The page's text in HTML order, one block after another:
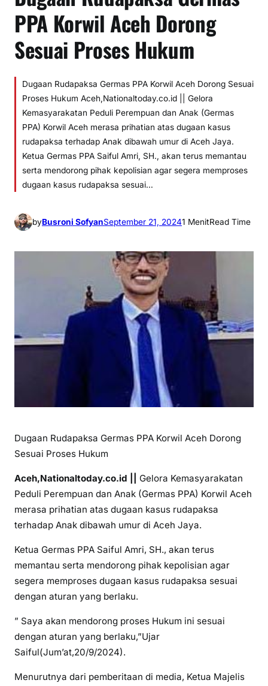
PPA Korwil Aceh Dorong
Sesuai Proses Hukum
Dugaan Rudapaksa Germas PPA Korwil Aceh Dorong Sesuai
Proses Hukum Aceh,Nationaltoday.co.id || Gelora
Kemasyarakatan Peduli Perempuan dan Anak (Germas
PPA) Korwil Aceh merasa prihatian atas dugaan kasus
rudapaksa terhadap Anak dibawah umur di Aceh Jaya.
Ketua Germas PPA Saiful Amri, SH., akan terus memantau
serta mendorong pihak kepolisian agar segera memproses
dugaan kasus rudapaksa sesuai…
byBusroni SofyanSeptember 21, 20241 MenitRead Time
Dugaan Rudapaksa Germas PPA Korwil Aceh Dorong
Sesuai Proses Hukum
Aceh,Nationaltoday.co.id ||
Gelora Kemasyarakatan
Peduli Perempuan dan Anak (Germas PPA) Korwil Aceh
merasa prihatian atas dugaan kasus rudapaksa
terhadap Anak dibawah umur di Aceh Jaya.
Ketua Germas PPA Saiful Amri, SH., akan terus
memantau serta mendorong pihak kepolisian agar
segera memproses dugaan kasus rudapaksa sesuai
dengan aturan yang berlaku.
” Saya akan mendorong proses Hukum ini sesuai
dengan aturan yang berlaku,”Ujar
Saiful(Jum’at,20/9/2024).
Menurutnya dari pemberitaan di media, Ketua Majelis